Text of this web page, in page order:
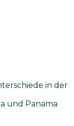
in der
und Panama